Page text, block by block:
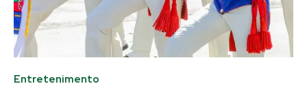
Entretenimento